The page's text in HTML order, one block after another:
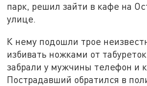
парк, решил зайти в кафе на
улице.
К нему подошли трое
избивать ножками от
забрали у мужчины телефон и
Пострадавший обратился в